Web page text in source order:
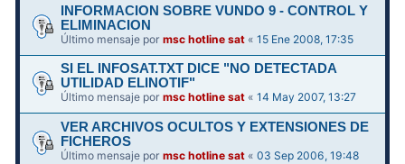
INFORMACION SOBRE VUNDO 9 - CONTROL Y
ELIMINACION
Último mensaje pormsc hotline sat «15 Ene 2008, 17:35
SI EL INFOSAT.TXT DICE "NO DETECTADA
UTILIDAD ELINOTIF"
Último mensaje pormsc hotline sat «14 May 2007, 13:27
VER ARCHIVOS OCULTOS Y EXTENSIONES DE
FICHEROS
Último mensaje pormsc hotline sat «03 Sep 2006, 19:48